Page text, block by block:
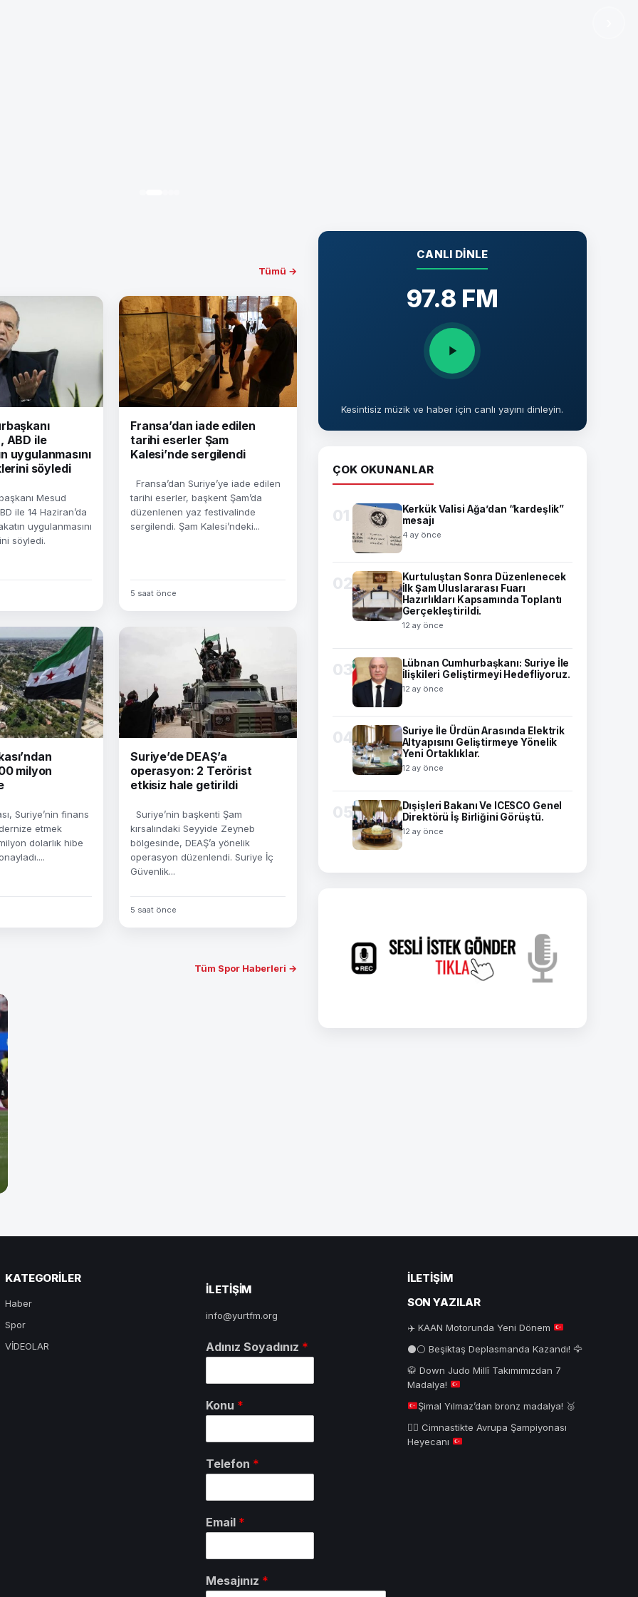
Tümü →
ABD ile
uygulanmasını
söyledi
Mesud
ile 14 Haziran’da
uygulanmasını
söyledi.
Fransa’dan iade edilen
tarihi eserler Şam
Kalesi’nde sergilendi
Fransa’dan Suriye’ye iade edilen
tarihi eserler, başkent Şam’da
düzenlenen yaz festivalinde
sergilendi. Şam Kalesi’ndeki...
5 saat önce
milyon
Suriye’nin finans
etmek
dolarlık hibe
Suriye’de DEAŞ’a
operasyon: 2 Terörist
etkisiz hale getirildi
Suriye’nin başkenti Şam
kırsalındaki Seyyide Zeyneb
bölgesinde, DEAŞ’a yönelik
operasyon düzenlendi. Suriye İç
Güvenlik...
5 saat önce
Tüm Spor Haberleri →
CANLI DINLE
97.8 FM
Kesintisiz müzik ve haber için canlı yayını dinleyin.
ÇOK OKUNANLAR
01
Kerkük Valisi Ağa’dan “kardeşlik”
mesajı
4 ay önce
02
Kurtuluştan Sonra Düzenlenecek
İlk Şam Uluslararası Fuarı
Hazırlıkları Kapsamında Toplantı
Gerçekleştirildi.
12 ay önce
03
Lübnan Cumhurbaşkanı: Suriye İle
İlişkileri Geliştirmeyi Hedefliyoruz.
12 ay önce
04
Suriye İle Ürdün Arasında Elektrik
Altyapısını Geliştirmeye Yönelik
Yeni Ortaklıklar.
12 ay önce
05
Dışişleri Bakanı Ve ICESCO Genel
Direktörü İş Birliğini Görüştü.
12 ay önce
KATEGORILER
Haber
Spor
VİDEOLAR
ILETIŞIM
info@yurtfm.org
Adınız Soyadınız *
Konu *
Telefon *
Email *
Mesajınız *
İLETIŞIM
SON YAZILAR
✈️KAAN Motorunda Yeni Dönem
⚫⚪ Beşiktaş Deplasmanda Kazandı! 🦅
🥋 Down Judo Millî Takımımızdan 7
Madalya!
Şimal Yılmaz’dan bronz madalya! 🥉
🤸‍♂️ Cimnastikte Avrupa Şampiyonası
Heyecanı